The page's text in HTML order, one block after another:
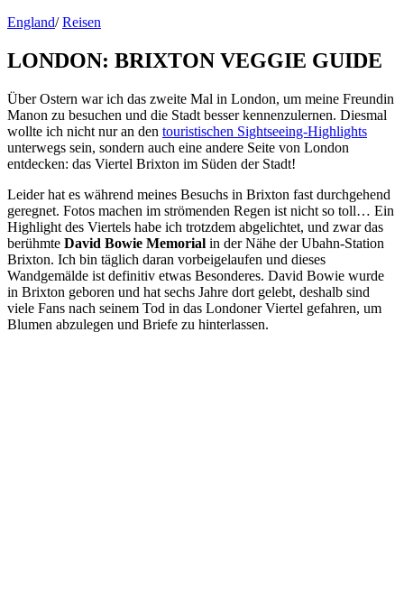
England/ Reisen
LONDON: BRIXTON VEGGIE GUIDE
Über Ostern war ich das zweite Mal in London, um meine Freundin
Manon zu besuchen und die Stadt besser kennenzulernen. Diesmal
wollte ich nicht nur an den touristischen Sightseeing-Highlights
unterwegs sein, sondern auch eine andere Seite von London
entdecken: das Viertel Brixton im Süden der Stadt!
Leider hat es während meines Besuchs in Brixton fast durchgehend
geregnet. Fotos machen im strömenden Regen ist nicht so toll… Ein
Highlight des Viertels habe ich trotzdem abgelichtet, und zwar das
berühmte David Bowie Memorial in der Nähe der Ubahn-Station
Brixton. Ich bin täglich daran vorbeigelaufen und dieses
Wandgemälde ist definitiv etwas Besonderes. David Bowie wurde
in Brixton geboren und hat sechs Jahre dort gelebt, deshalb sind
viele Fans nach seinem Tod in das Londoner Viertel gefahren, um
Blumen abzulegen und Briefe zu hinterlassen.